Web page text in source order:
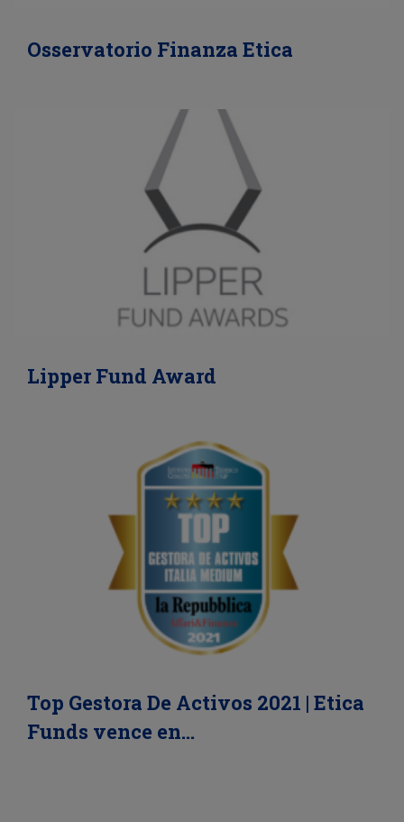
Osservatorio Finanza Etica
Lipper Fund Award
Top Gestora De Activos 2021 | Etica
Funds vence en…